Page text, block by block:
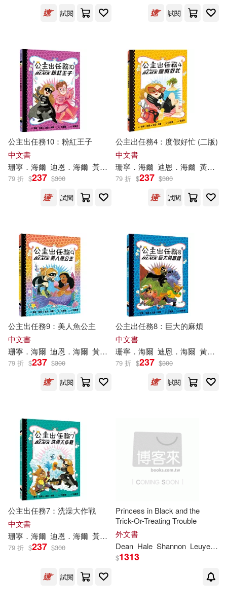
試閱 試閱
公主出任務10：粉紅王子
中文書
珊寧．海爾 迪恩．海爾 黃聿君 范雷韻（LeUyen Pham）
79 折 $237 $300
試閱
公主出任務4：度假好忙 (二版)
中文書
珊寧．海爾 迪恩．海爾 黃筱茵
79 折 $237 $300
試閱
公主出任務9：美人魚公主
中文書
珊寧．海爾 迪恩．海爾 黃聿君 范雷韻（LeUyen Pham）
79 折 $237 $300
試閱
公主出任務8：巨大的麻煩
中文書
珊寧．海爾 迪恩．海爾 黃聿君
79 折 $237 $300
試閱
公主出任務7：洗澡大作戰
中文書
珊寧．海爾 迪恩．海爾 黃聿君 范雷韻(LeUyen Pham)
79 折 $237 $300
試閱
Princess in Black and the
Trick-Or-Treating Trouble
外文書
Dean Hale Shannon Leuyen
$1313